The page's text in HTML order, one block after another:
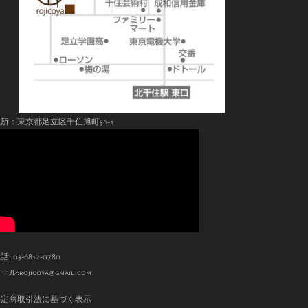
：東京都足立区千住旭町36-1
: 03-6812-0780
ル:rojicoya@gmail.com
商取引法に基づく表示